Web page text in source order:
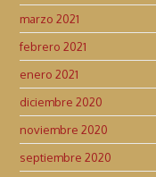
marzo 2021
febrero 2021
enero 2021
diciembre 2020
noviembre 2020
septiembre 2020